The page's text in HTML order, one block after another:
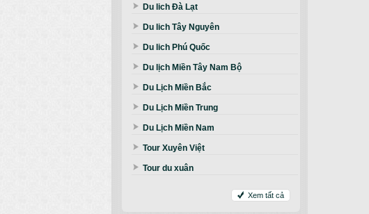
Du lich Đà Lạt
Du lich Tây Nguyên
Du lich Phú Quốc
Du lịch Miền Tây Nam Bộ
Du Lịch Miền Bắc
Du Lịch Miền Trung
Du Lịch Miền Nam
Tour Xuyên Việt
Tour du xuân
Xem tất cả